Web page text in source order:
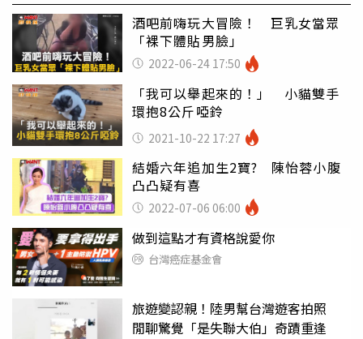
酒吧前嗨玩大冒險！ 巨乳女當眾
「裸下體貼男臉」
2022-06-24 17:50
「我可以舉起來的！」 小貓雙手
環抱8公斤啞鈴
2021-10-22 17:27
結婚六年追加生2寶? 陳怡蓉小腹
凸凸疑有喜
2022-07-06 06:00
做到這點才有資格說愛你
台灣癌症基金會
旅遊變認親！陸男幫台灣遊客拍照
閒聊驚覺「是失聯大伯」奇蹟重逢